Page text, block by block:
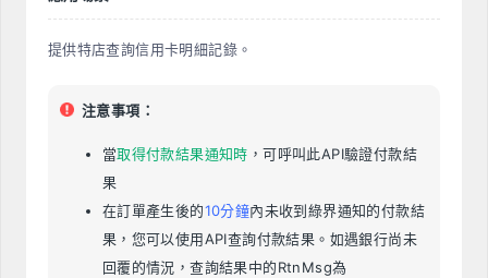
提供特店查詢信用卡明細記錄。
注意事項：
當取得付款結果通知時 ，可呼叫此API驗證付款結
果
在訂單產生後的10分鐘內未收到綠界通知的付款結
果，您可以使用API查詢付款結果。如遇銀行尚未
回覆的情況，查詢結果中的RtnMsg為